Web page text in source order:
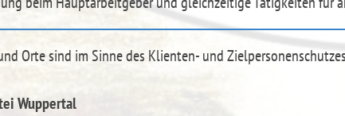
Orte sind im Sinne des Klienten- und
Wuppertal